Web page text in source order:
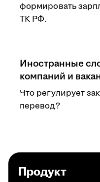
формировать
ТК РФ.
Иностранные
компаний и
Что регулирует
перевод?
Продукт